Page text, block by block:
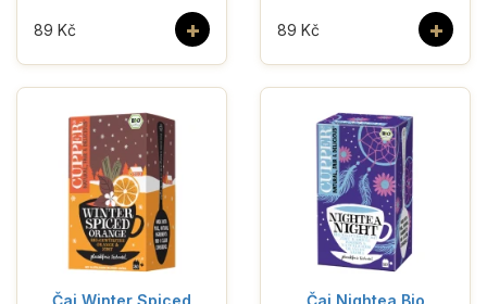
+
89 Kč +
89 Kč
Čaj Winter Spiced
Čaj Nightea Bio